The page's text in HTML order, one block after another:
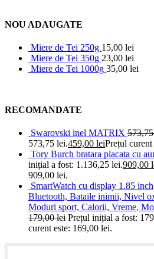
NOU ADAUGATE
Miere de Tei 250g 15,00 lei
Miere de Tei 350g 23,00 lei
Miere de Tei 1000g 35,00 lei
RECOMANDATE
Swarovski inel MATRIX
573,75 lei.459,00 leiPrețul
Tory Burch bratara placata cu
inițial a fost: 1.136,25 lei.909,00
909,00 lei.
SmartWatch cu display 1.85
Bluetooth, Bataile inimii, Nivel
Moduri sport, Calorii, Vreme,
179,00lei Prețul inițial a fost:
curent este: 169,00 lei.